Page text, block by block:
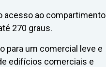
acesso ao compartimento
270 graus.
para um comercial leve e
edifícios comerciais e